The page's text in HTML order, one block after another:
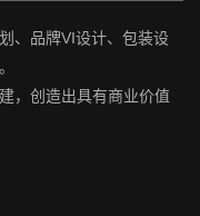
、品牌VI设计、包装设
，创造出具有商业价值